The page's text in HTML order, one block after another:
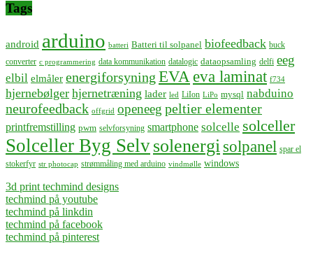
Tags
android arduino batteri Batteri til solpanel biofeedback buck
converter c programmering data kommunikation datalogic dataopsamling delfi eeg
elbil elmåler energiforsyning EVA eva laminat f734
hjernebølger hjernetræning lader led LiIon LiPo mysql nabduino
neurofeedback offgrid openeeg peltier elementer
printfremstilling pwm selvforsyning smartphone solcelle solceller
Solceller Byg Selvsolenergisolpanel spar el
stokerfyr str photocap strømmåling med arduino vindmølle windows
3d print techmind designs
techmind på youtube
techmind på linkdin
techmind på facebook
techmind på pinterest